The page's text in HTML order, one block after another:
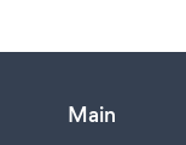
Main